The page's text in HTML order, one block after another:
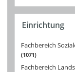
Einrichtung
Fachbereich
1071
Fachbereich